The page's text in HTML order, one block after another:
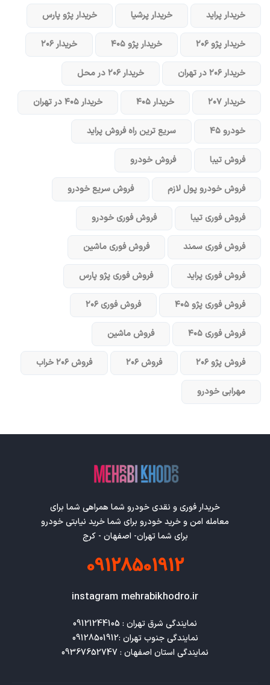
خریدار پراید خریدار پرشیا خریدار پژو پارس
خریدار پژو ۲۰۶ خریدار پژو ۴۰۵ خریدار ۲۰۶
خریدار ۲۰۶ در تهران خریدار ۲۰۶ در محل
خریدار ۲۰۷ خریدار ۴۰۵ خریدار ۴۰۵ در تهران
خودرو ۴۵ سریع ترین راه فروش پراید
فروش تیبا فروش خودرو
فروش خودرو پول لازم فروش سریع خودرو
فروش فوری تیبا فروش فوری خودرو
فروش فوری سمند فروش فوری ماشین
فروش فوری پراید فروش فوری پژو پارس
فروش فوری پژو ۴۰۵ فروش فوری ۲۰۶
فروش فوری ۴۰۵ فروش ماشین
فروش پژو ۲۰۶ فروش ۲۰۶ فروش ۲۰۶ خراب
مهرابی خودرو
خریدار فوری و نقدی خودرو شما همراهی شما برای
معامله امن و خرید خودرو برای شما خرید نیابتی خودرو
برای شما تهران- اصفهان - کرج
09128501912
instagram mehrabikhodro.ir
نمایندگی استان اصفهان : 09367652747